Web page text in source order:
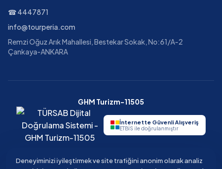
☎4447871
info@tourperia.com
Remzi Oğuz Arık Mahallesi, Bestekar Sokak, No:61/A-2
Çankaya-ANKARA
GHM Turizm-11505
İnternette Güvenli Alışveriş
ETBİS ile doğrulanmıştır
Deneyiminizi iyileştirmek ve site trafiğini anonim olarak analiz